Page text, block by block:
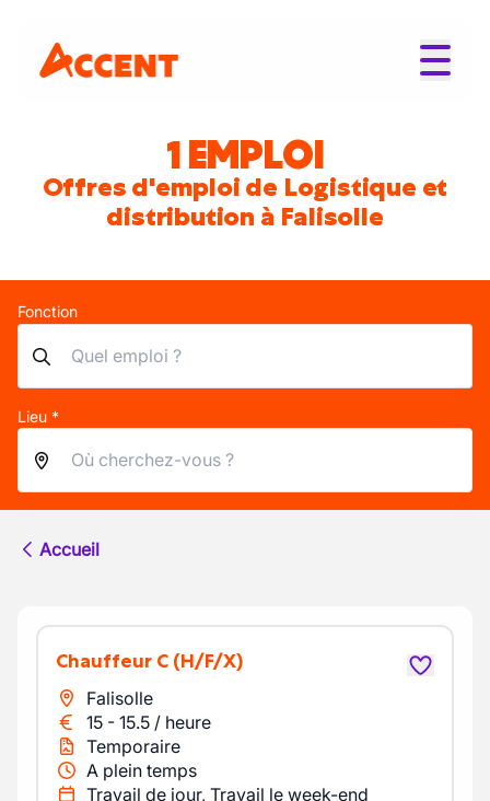
1 EMPLOI
Offres d'emploi de Logistique et
distribution à Falisolle
Fonction
Lieu *
Accueil
Chauffeur C (H/F/X)
Falisolle
15 - 15.5 / heure
Temporaire
A plein temps
Travail de jour, Travail le week-end